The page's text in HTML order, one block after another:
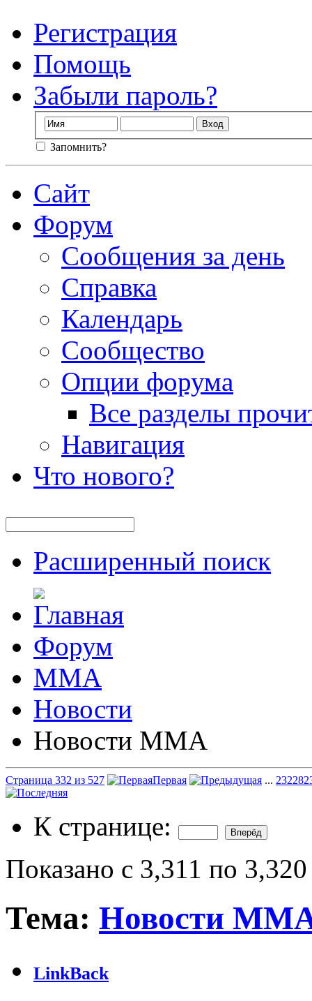
Регистрация
Помощь
Забыли пароль?
Запомнить?
Сайт
Форум
Сообщения за день
Справка
Календарь
Сообщество
Опции форума
Все разделы
Навигация
Что нового?
Расширенный поиск
Форум
ММА
Новости
Новости ММА
Страница 332 из 527 Первая ... 232282
К странице:
Показано с 3,311 по
Тема: Новости
LinkBack